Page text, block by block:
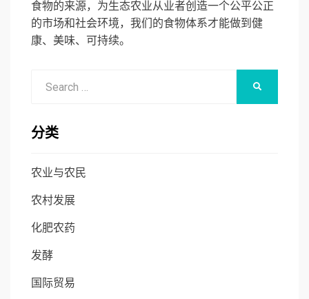
食物的来源，为生态农业从业者创造一个公平公正
的市场和社会环境，我们的食物体系才能做到健
康、美味、可持续。
分类
农业与农民
农村发展
化肥农药
发酵
国际贸易